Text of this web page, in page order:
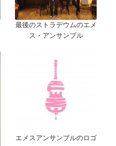
最後のストラデウムのエメ
ス・アンサンブル
エメスアンサンブルのロゴ